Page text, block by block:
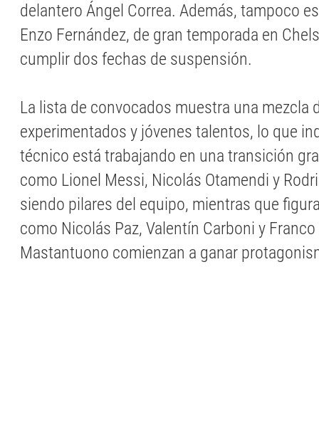
delantero Ángel Correa. Además, tampoco
Enzo Fernández, de gran temporada en
cumplir dos fechas de suspensión.
La lista de convocados muestra una mezcla
experimentados y jóvenes talentos, lo que
técnico está trabajando en una transición
como Lionel Messi, Nicolás Otamendi y
siendo pilares del equipo, mientras que
como Nicolás Paz, Valentín Carboni y Franco
Mastantuono comienzan a ganar